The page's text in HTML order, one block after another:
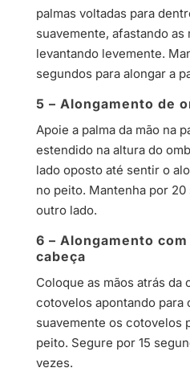
palmas voltadas para
suavemente, afastando as
levantando levemente.
segundos para alongar a
5 – Alongamento de
Apoie a palma da mão na
estendido na altura do
lado oposto até sentir o
no peito. Mantenha por
outro lado.
6 – Alongamento
cabeça
Coloque as mãos atrás da
cotovelos apontando para
suavemente os cotovelos
peito. Segure por 15
vezes.